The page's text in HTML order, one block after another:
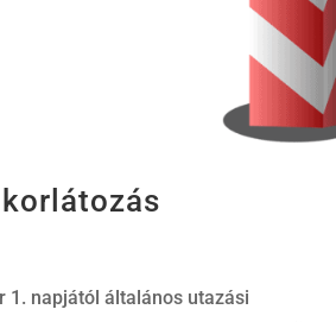
1. napjától általános utazási